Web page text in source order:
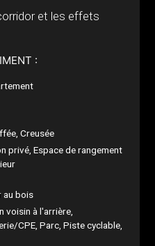
et les effets
:
Creusée
privé, Espace de rangement
au bois
voisin à l'arrière,
CPE, Parc, Piste cyclable,